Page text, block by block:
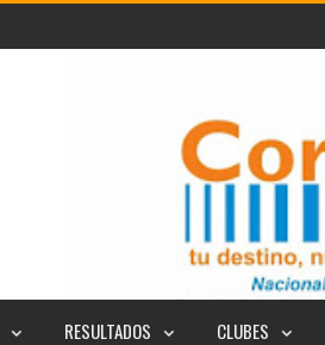
RESULTADOS CLUBES